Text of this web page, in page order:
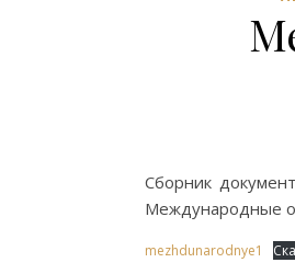
Сборник
Международные
mezhdunarodnye1